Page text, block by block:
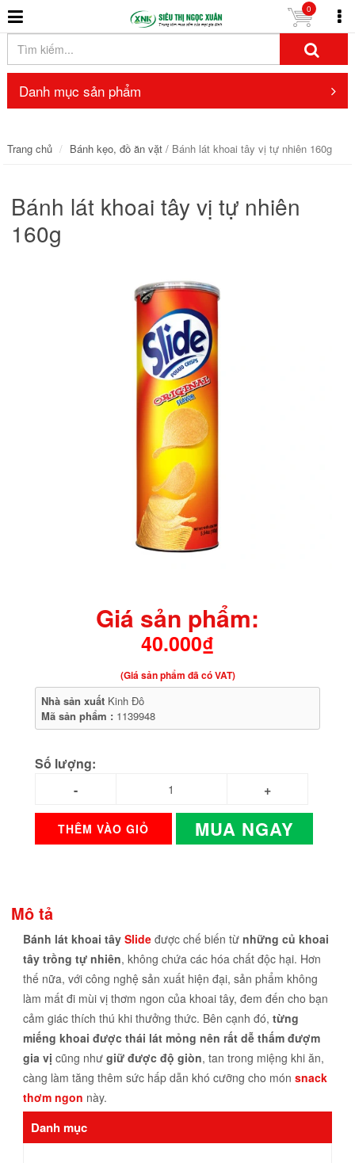
0
Danh mục sản phẩm
Trang chủ Bánh kẹo, đồ ăn vặt/ Bánh lát khoai tây vị tự nhiên 160g
Bánh lát khoai tây vị tự nhiên
160g
Giá sản phẩm:
40.000₫
(Giá sản phẩm đã có VAT)
Nhà sản xuất Kinh Đô
Mã sản phẩm : 1139948
Số lượng:
THÊM VÀO GIỎ MUA NGAY
Mô tả
Bánh lát khoai tây Slideđược chế biến từ những củ khoai
tây trồng tự nhiên, không chứa các hóa chất độc hại. Hơn
thế nữa, với công nghệ sản xuất hiện đại, sản phẩm không
làm mất đi mùi vị thơm ngon của khoai tây, đem đến cho bạn
cảm giác thích thú khi thưởng thức. Bên cạnh đó, từng
miếng khoai được thái lát mỏng nên rất dễ thấm đượm
gia vị cũng như giữ được độ giòn, tan trong miệng khi ăn,
càng làm tăng thêm sức hấp dẫn khó cưỡng cho món snack
thơm ngon này.
Danh mục